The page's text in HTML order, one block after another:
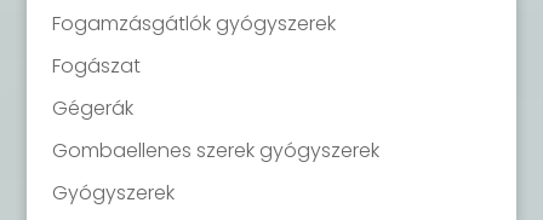
Fogamzásgátlók gyógyszerek
Fogászat
Gégerák
Gombaellenes szerek gyógyszerek
Gyógyszerek